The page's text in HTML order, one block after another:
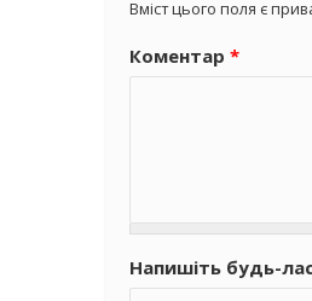
Вміст цього поля є
Коментар *
Напишіть будь-